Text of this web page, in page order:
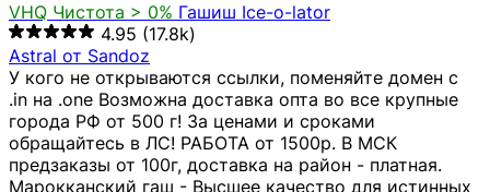
VHQ Чистота > 0% Гашиш Ice-o-lator
4.95 (17.8k)
Astral от Sandoz
У кого не открываются ссылки, поменяйте домен с
.in на .one Возможна доставка опта во все крупные
города РФ от 500 г! За ценами и сроками
обращайтесь в ЛС! РАБОТА от 1500р. В МСК
предзаказы от 100г, доставка на район - платная.
Марокканский гаш - Высшее качество для истинных